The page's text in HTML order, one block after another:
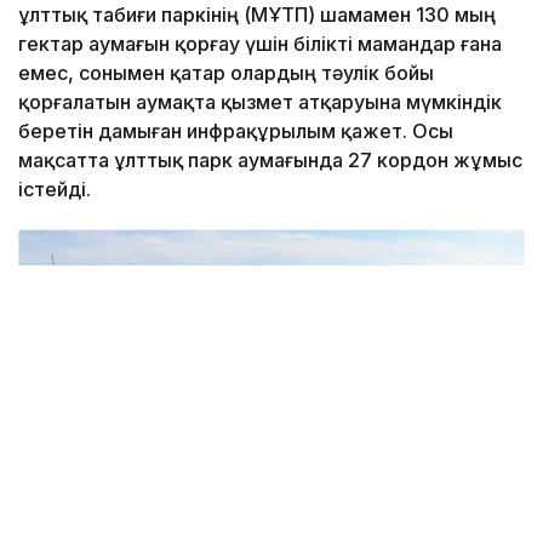
ұлттық табиғи паркінің (МҰТП) шамамен 130 мың
гектар аумағын қорғау үшін білікті мамандар ғана
емес, сонымен қатар олардың тәулік бойы
қорғалатын аумақта қызмет атқаруына мүмкіндік
беретін дамыған инфрақұрылым қажет. Осы
мақсатта ұлттық парк аумағында 27 кордон жұмыс
істейді.